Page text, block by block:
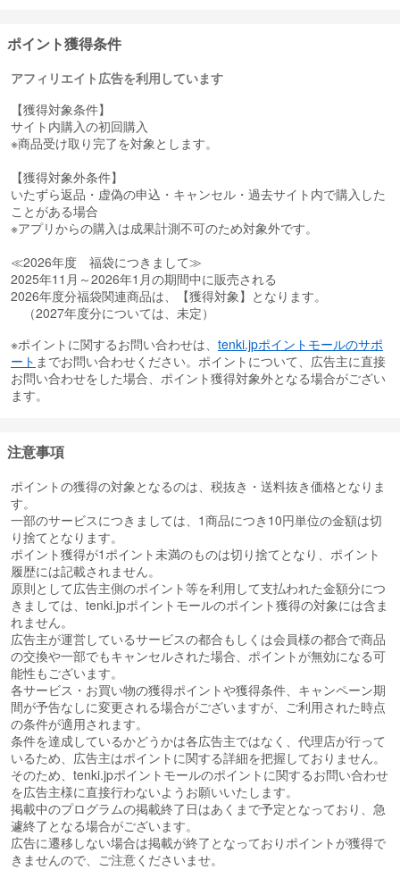
LAGUNAMOON
GYDA
jouetie
RESEXXY
merry jenny
EVRIS
EATME
PAMEO POSE
IMPORT SELECT
FASHION GOODS etc…
ランウェイチャンネル ランウェイ ダズリン マーキュリーデュオ エ
モダ
ポイント獲得条件
アフィリエイト広告を利用しています
【獲得対象条件】
サイト内購入の初回購入
※商品受け取り完了を対象とします。
【獲得対象外条件】
いたずら返品・虚偽の申込・キャンセル・過去サイト内で購入した
ことがある場合
※アプリからの購入は成果計測不可のため対象外です。
≪2026年度 福袋につきまして≫
2025年11月～2026年1月の期間中に販売される
2026年度分福袋関連商品は、【獲得対象】となります。
（2027年度分については、未定）
※ポイントに関するお問い合わせは、 tenki.jpポイントモールのサポ
ート までお問い合わせください。ポイントについて、広告主に直接
お問い合わせをした場合、ポイント獲得対象外となる場合がござい
ます。
注意事項
ポイントの獲得の対象となるのは、税抜き・送料抜き価格となりま
す。
一部のサービスにつきましては、1商品につき10円単位の金額は切
り捨てとなります。
ポイント獲得が1ポイント未満のものは切り捨てとなり、ポイント
履歴には記載されません。
原則として広告主側のポイント等を利用して支払われた金額分につ
きましては、tenki.jpポイントモールのポイント獲得の対象には含ま
れません。
広告主が運営しているサービスの都合もしくは会員様の都合で商品
の交換や一部でもキャンセルされた場合、ポイントが無効になる可
能性もございます。
各サービス・お買い物の獲得ポイントや獲得条件、キャンペーン期
間が予告なしに変更される場合がございますが、ご利用された時点
の条件が適用されます。
条件を達成しているかどうかは各広告主ではなく、代理店が行って
いるため、広告主はポイントに関する詳細を把握しておりません。
そのため、tenki.jpポイントモールのポイントに関するお問い合わせ
を広告主様に直接行わないようお願いいたします。
掲載中のプログラムの掲載終了日はあくまで予定となっており、急
遽終了となる場合がございます。
広告に遷移しない場合は掲載が終了となっておりポイントが獲得で
きませんので、ご注意くださいませ。